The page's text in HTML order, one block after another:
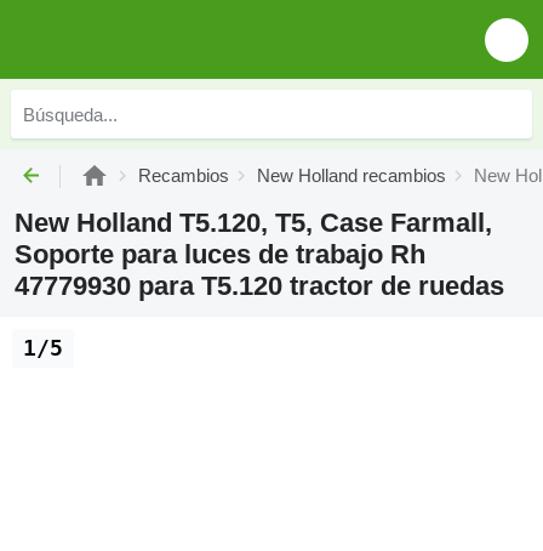
Recambios New Holland recambios New
New Holland T5.120, T5, Case Farmall,
Soporte para luces de trabajo Rh
47779930 para T5.120 tractor de ruedas
1/5